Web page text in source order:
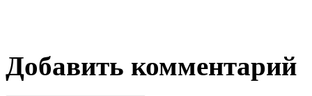
Добавить комментарий